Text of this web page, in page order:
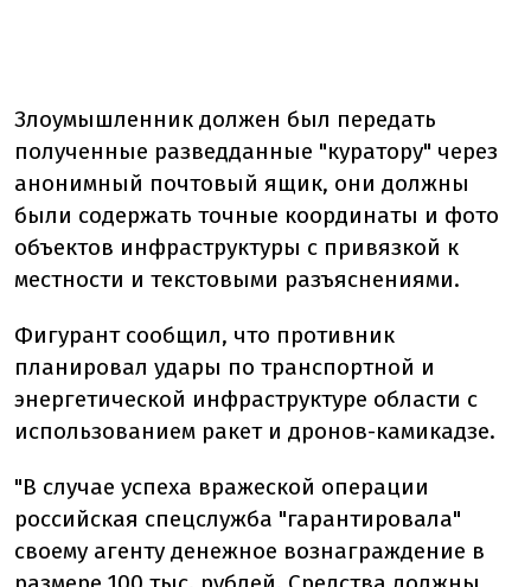
Злоумышленник должен был передать
полученные разведданные "куратору" через
анонимный почтовый ящик, они должны
были содержать точные координаты и фото
объектов инфраструктуры с привязкой к
местности и текстовыми разъяснениями.
Фигурант сообщил, что противник
планировал удары по транспортной и
энергетической инфраструктуре области с
использованием ракет и дронов-камикадзе.
"В случае успеха вражеской операции
российская спецслужба "гарантировала"
своему агенту денежное вознаграждение в